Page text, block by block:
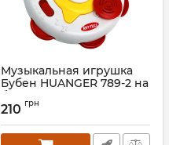
Музыкальная игрушка
Бубен HUANGER 789-2 на
батарейках (Красный)
Артикул:
210 грн